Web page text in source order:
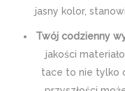
jasny kolor,
Twój codzienny
jakości
tace to nie tylko